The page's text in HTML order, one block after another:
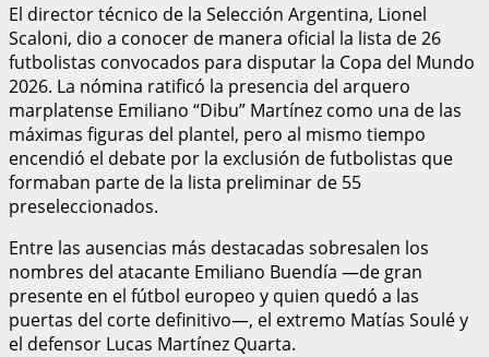
El director técnico de la Selección Argentina, Lionel
Scaloni, dio a conocer de manera oficial la lista de 26
futbolistas convocados para disputar la Copa del Mundo
2026. La nómina ratificó la presencia del arquero
marplatense Emiliano “Dibu” Martínez como una de las
máximas figuras del plantel, pero al mismo tiempo
encendió el debate por la exclusión de futbolistas que
formaban parte de la lista preliminar de 55
preseleccionados.
Entre las ausencias más destacadas sobresalen los
nombres del atacante Emiliano Buendía —de gran
presente en el fútbol europeo y quien quedó a las
puertas del corte definitivo—, el extremo Matías Soulé y
el defensor Lucas Martínez Quarta.